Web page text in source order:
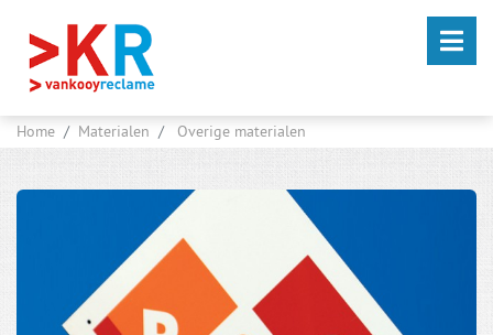
Home Materialen Overige materialen